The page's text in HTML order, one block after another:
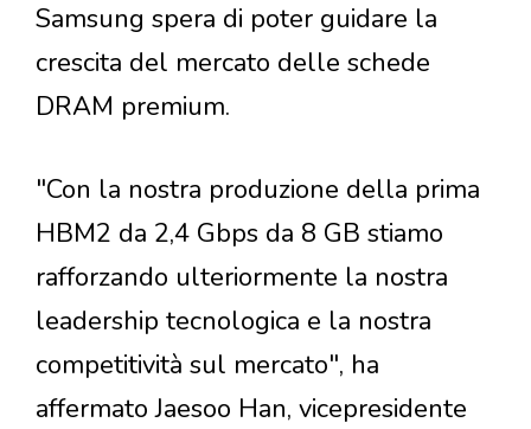
Samsung spera di poter guidare la
crescita del mercato delle schede
DRAM premium.
"Con la nostra produzione della prima
HBM2 da 2,4 Gbps da 8 GB stiamo
rafforzando ulteriormente la nostra
leadership tecnologica e la nostra
competitività sul mercato", ha
affermato Jaesoo Han, vicepresidente